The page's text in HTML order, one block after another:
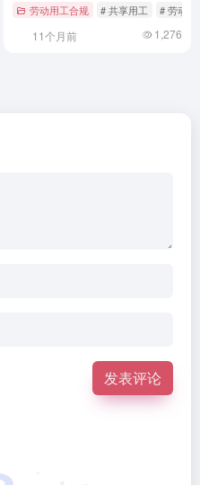
# 法律依据
劳动用工合规 # 共享用工 # 劳动
11个月前 1,276
发表评论